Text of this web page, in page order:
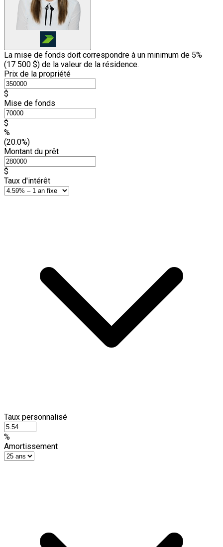
La mise de fonds doit correspondre à un minimum de 5%
(17 500 $) de la valeur de la résidence.
Prix de la propriété
$
Mise de fonds
$
%
(20.0%)
Montant du prêt
$
Taux d'intérêt
Taux personnalisé
%
Amortissement